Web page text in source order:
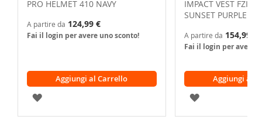
PRO HELMET 410 NAVY
A partire da 124,99 €
Fai il login per avere uno sconto!
Aggiungi al Carrello
AGGIUNGI
ALLA
IMPACT VEST FZIP
SUNSET PURPLE
A partire da 154,99 €
Fai il login per avere
Aggiungi al
AGGIUNGI
ALLA